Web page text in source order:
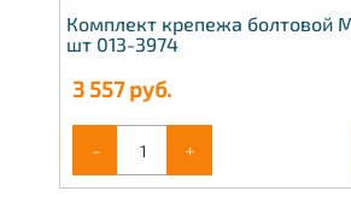
Комплект крепежа болтовой
шт 013-3974
3 557руб.
- +